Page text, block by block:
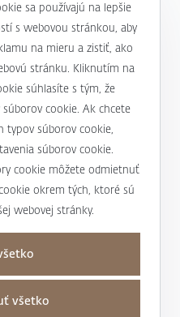
+421 232 607 187
údaje
sa používajú na lepšie
s webovou stránkou, aby
na mieru a zistiť, ako
stránku. Kliknutím na
súhlasíte s tým, že
cookie. Ak chcete
typov súborov cookie,
súborov cookie.
cookie môžete odmietnuť
okrem tých, ktoré sú
webovej stránky.
všetko